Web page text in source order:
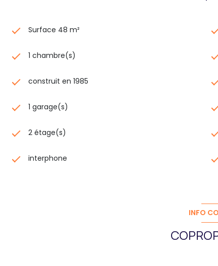
Surface 48 m²
1 chambre(s)
construit en 1985
1 garage(s)
2 étage(s)
interphone
INFO